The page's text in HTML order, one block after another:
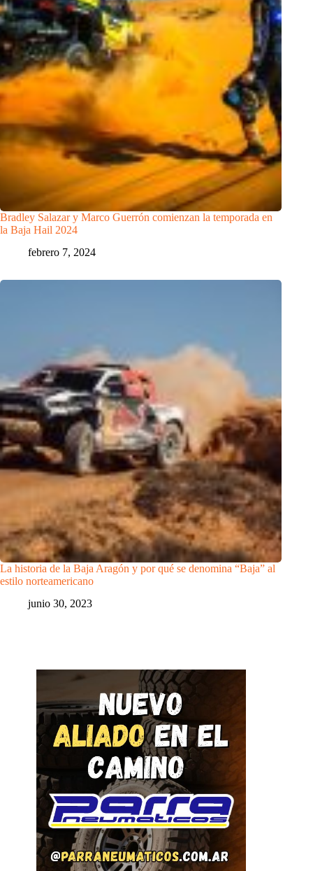
Bradley Salazar y Marco Guerrón comienzan la temporada en
la Baja Hail 2024
febrero 7, 2024
La historia de la Baja Aragón y por qué se denomina “Baja” al
estilo norteamericano
junio 30, 2023